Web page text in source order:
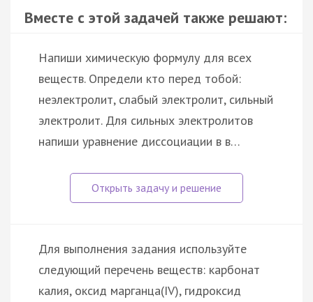
Вместе с этой задачей также решают:
Напиши химическую формулу для всех
веществ. Определи кто перед тобой:
неэлектролит, слабый электролит, сильный
электролит. Для сильных электролитов
напиши уравнение диссоциации в в…
Для выполнения задания используйте
следующий перечень веществ: карбонат
калия, оксид марганца(IV), гидроксид